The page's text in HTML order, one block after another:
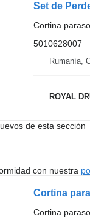
Set de
Cortina
5010628007
Rumanía,
ROYAL
de esta sección
con nuestra
Cortina
Cortina